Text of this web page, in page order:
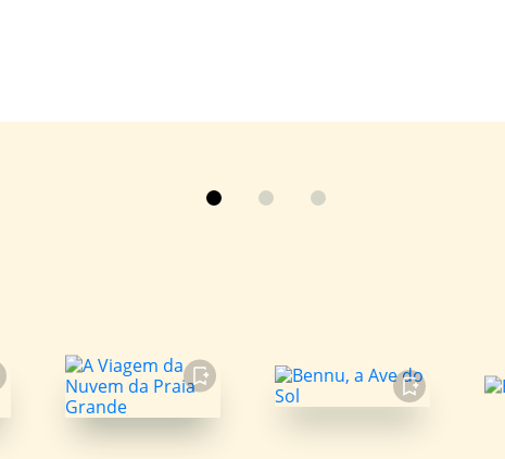
FAVORITO FAVORITO